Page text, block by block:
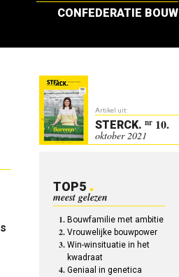
CONFEDERATIE BOUW
Artikel uit:
STERCK. nr 10.
oktober 2021
TOP5
meest gelezen
Bouwfamilie met ambitie
Vrouwelijke bouwpower
Win-winsituatie in het
kwadraat
Geniaal in genetica